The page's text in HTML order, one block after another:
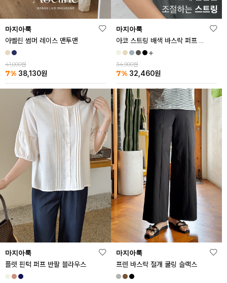
마지아룩
아벨린 썸머 레이스 맨투맨
41,000원
7% 38,130원
마지아룩
아코 스트링 배색 바스락 퍼프 반팔티
34,900원
7% 32,460원
마지아룩
플렛 핀턱 퍼프 반팔 블라우스
마지아룩
프렌 바스락 절개 쿨링 슬랙스